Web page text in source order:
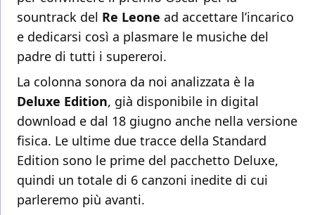
sountrack del Re Leone ad accettare l’incarico
e dedicarsi così a plasmare le musiche del
padre di tutti i supereroi.
La colonna sonora da noi analizzata è la
Deluxe Edition, già disponibile in digital
download e dal 18 giugno anche nella versione
fisica. Le ultime due tracce della Standard
Edition sono le prime del pacchetto Deluxe,
quindi un totale di 6 canzoni inedite di cui
parleremo più avanti.